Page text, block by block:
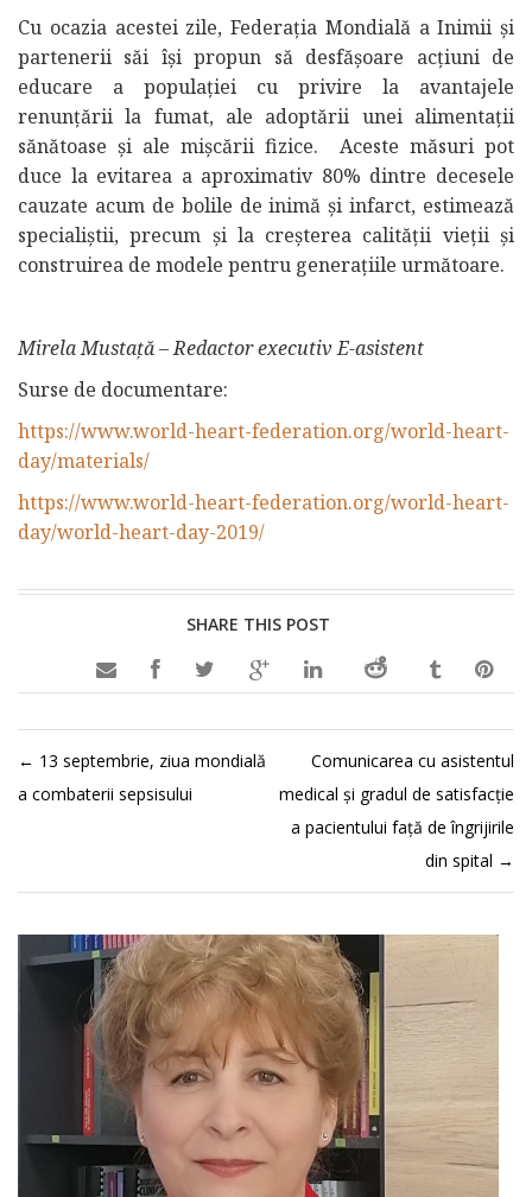
Cu ocazia acestei zile, Federația Mondială a Inimii și
partenerii săi își propun să desfășoare acțiuni de
educare a populației cu privire la avantajele
renunțării la fumat, ale adoptării unei alimentații
sănătoase și ale mișcării fizice. Aceste măsuri pot
duce la evitarea a aproximativ 80% dintre decesele
cauzate acum de bolile de inimă și infarct, estimează
specialiștii, precum și la creșterea calității vieții și
construirea de modele pentru generațiile următoare.
Mirela Mustață – Redactor executiv E-asistent
Surse de documentare:
https://www.world-heart-federation.org/world-heart-
day/materials/
https://www.world-heart-federation.org/world-heart-
day/world-heart-day-2019/
SHARE THIS POST

← 13 septembrie, ziua mondială
a combaterii sepsisului
Comunicarea cu asistentul
medical și gradul de satisfacție
a pacientului față de îngrijirile
din spital →